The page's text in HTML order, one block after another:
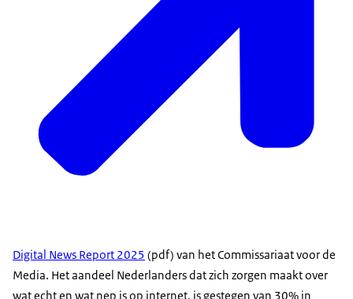
Digital News Report 2025 (pdf) van het Commissariaat voor de
Media. Het aandeel Nederlanders dat zich zorgen maakt over
wat echt en wat nep is op internet, is gestegen van 30% in